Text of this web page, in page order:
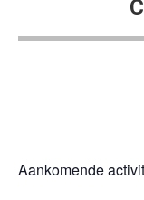
Aankomende